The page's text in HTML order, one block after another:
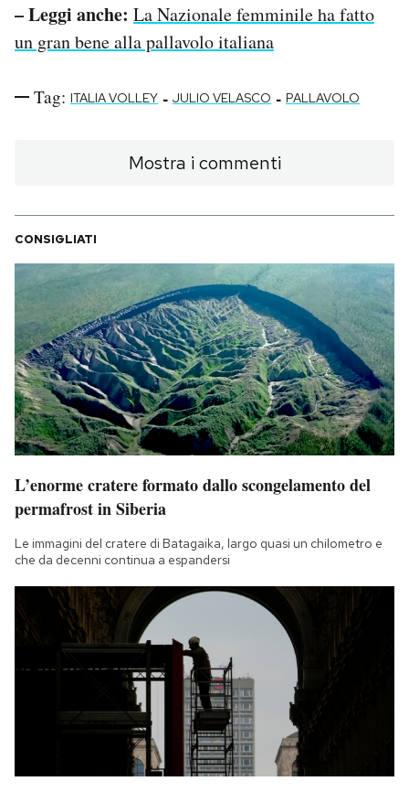
– Leggi anche: La Nazionale femminile ha fatto
un gran bene alla pallavolo italiana
Tag: ITALIA VOLLEY - JULIO VELASCO - PALLAVOLO
Mostra i commenti
CONSIGLIATI
L’enorme cratere formato dallo scongelamento del
permafrost in Siberia
Le immagini del cratere di Batagaika, largo quasi un chilometro e
che da decenni continua a espandersi